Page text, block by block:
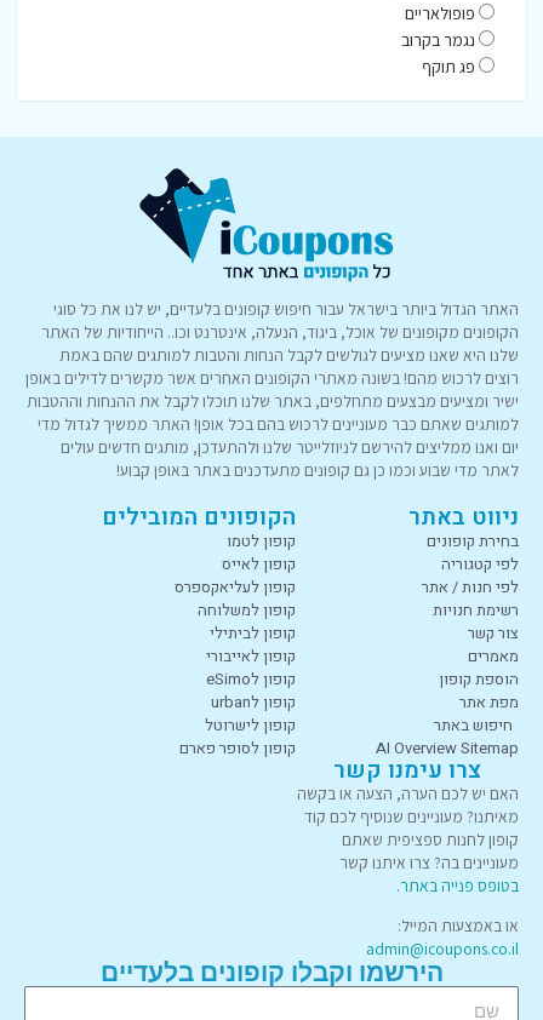
פופולאריים
נגמר בקרוב
פג תוקף
האתר הגדול ביותר בישראל עבור חיפוש קופונים בלעדיים, יש לנו את כל סוגי
הקופונים מקופונים של אוכל, ביגוד, הנעלה, אינטרנט וכו.. הייחודיות של האתר
שלנו היא שאנו מציעים לגולשים לקבל הנחות והטבות למותגים שהם באמת
רוצים לרכוש מהם! בשונה מאתרי הקופונים האחרים אשר מקשרים לדילים באופן
ישיר ומציעים מבצעים מתחלפים, באתר שלנו תוכלו לקבל את ההנחות וההטבות
למותגים שאתם כבר מעוניינים לרכוש בהם בכל אופן! האתר ממשיך לגדול מדי
יום ואנו ממליצים להירשם לניוזלייטר שלנו ולהתעדכן, מותגים חדשים עולים
לאתר מדי שבוע וכמו כן גם קופונים מתעדכנים באתר באופן קבוע!
ניווט באתר
בחירת קופונים
לפי קטגוריה
לפי חנות / אתר
רשימת חנויות
צור קשר
מאמרים
הוספת קופון
מפת אתר
חיפוש באתר
AI Overview Sitemap
הקופונים המובילים
קופון לטמו
קופון לאייס
קופון לעליאקספרס
קופון למשלוחה
קופון לביתילי
קופון לאייבורי
קופון לeSimo
קופון לurban
קופון לישרוטל
קופון לסופר פארם
צרו עימנו קשר
האם יש לכם הערה, הצעה או בקשה
מאיתנו? מעוניינים שנוסיף לכם קוד
קופון לחנות ספציפית שאתם
מעוניינים בה? צרו איתנו קשר
בטופס פנייה באתר.
או באמצעות המייל:
admin@icoupons.co.il
הירשמו וקבלו קופונים בלעדיים